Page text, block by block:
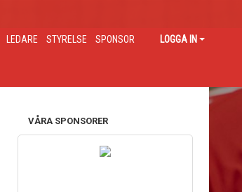
LEDARE STYRELSE SPONSOR LOGGA IN
VÅRA SPONSORER